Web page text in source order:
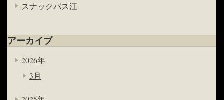
スナックバス江
アーカイブ
2026年
3月